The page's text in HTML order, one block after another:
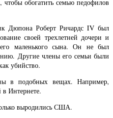
обогатить семью педофилов
Дюпона Роберт Ричардс IV был
своей трехлетней дочери и
маленького сына. Он не был
Другие члены его семьи были
убийство.
в подобных вещах. Например,
в Интернете.
выродились США.